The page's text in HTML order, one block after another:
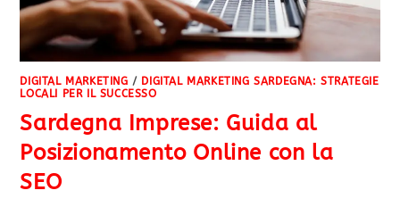
DIGITAL MARKETING / DIGITAL MARKETING SARDEGNA: STRATEGIE
LOCALI PER IL SUCCESSO
Sardegna Imprese: Guida al
Posizionamento Online con la
SEO